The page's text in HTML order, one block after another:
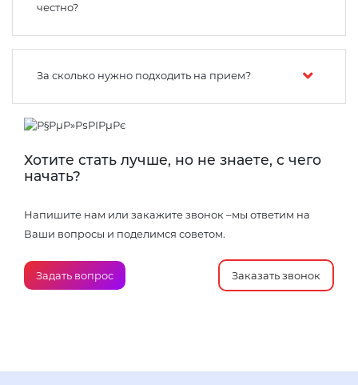
честно?
За сколько нужно подходить на прием?
Хотите стать лучше, но не знаете, с чего
начать?
Напишите нам или закажите звонок –мы ответим на
Ваши вопросы и поделимся советом.
Задать вопрос Заказать звонок